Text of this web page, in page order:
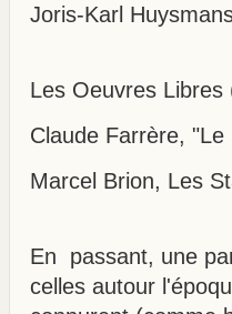
Joris-Karl
Les Oeuvres
Claude Farrère,
Marcel Brion, Les
En passant, une
celles autour